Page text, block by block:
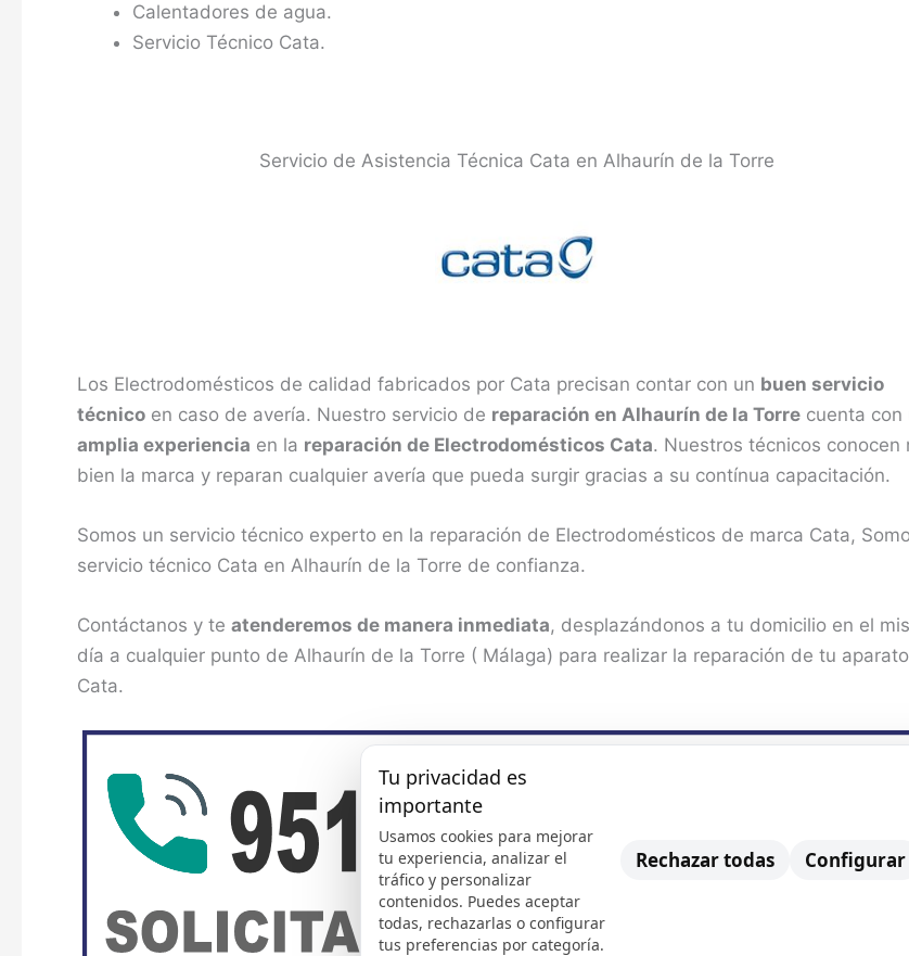
Calentadores de agua.
Servicio Técnico Cata.
Servicio de Asistencia Técnica Cata en Alhaurín de la Torre
Los Electrodomésticos de calidad fabricados por Cata precisan contar con un buen servicio
técnico en caso de avería. Nuestro servicio de reparación en Alhaurín de la Torre cuenta con
amplia experiencia en la reparación de Electrodomésticos Cata. Nuestros técnicos conocen
bien la marca y reparan cualquier avería que pueda surgir gracias a su contínua capacitación.
Somos un servicio técnico experto en la reparación de Electrodomésticos de marca Cata,
servicio técnico Cata en Alhaurín de la Torre de confianza.
Contáctanos y te atenderemos de manera inmediata, desplazándonos a tu domicilio en el
día a cualquier punto de Alhaurín de la Torre ( Málaga) para realizar la reparación de tu aparato
Cata.
Tu privacidad es
importante
Usamos cookies para mejorar
tu experiencia, analizar el
tráfico y personalizar
contenidos. Puedes aceptar
todas, rechazarlas o configurar
tus preferencias por categoría.
Rechazar todas Configurar